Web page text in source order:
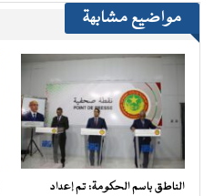
مواضيع مشابهة
الناطق باسم الحكومة: تم إعداد